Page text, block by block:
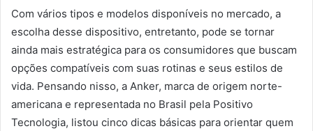
Com vários tipos e modelos disponíveis no mercado, a
escolha desse dispositivo, entretanto, pode se tornar
ainda mais estratégica para os consumidores que buscam
opções compatíveis com suas rotinas e seus estilos de
vida. Pensando nisso, a Anker, marca de origem norte-
americana e representada no Brasil pela Positivo
Tecnologia, listou cinco dicas básicas para orientar quem